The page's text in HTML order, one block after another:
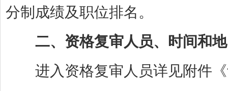
分制成绩及职位排名。
二、资格复审人员、时间和
进入资格复审人员详见附件《